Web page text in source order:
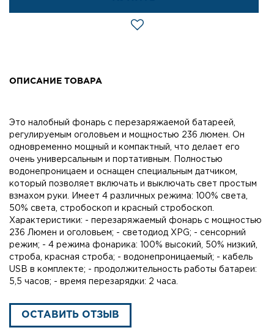
ОПИСАНИЕ ТОВАРА
Это налобный фонарь с перезаряжаемой батареей,
регулируемым оголовьем и мощностью 236 люмен. Он
одновременно мощный и компактный, что делает его
очень универсальным и портативным. Полностью
водонепроницаем и оснащен специальным датчиком,
который позволяет включать и выключать свет простым
взмахом руки. Имеет 4 различных режима: 100% света,
50% света, стробоскоп и красный стробоскоп.
Характеристики: - перезаряжаемый фонарь с мощностью
236 Люмен и оголовьем; - светодиод XPG; - сенсорний
режим; - 4 режима фонарика: 100% высокий, 50% низкий,
строба, красная строба; - водонепроницаемый; - кабель
USB в комплекте; - продолжительность работы батареи:
5,5 часов; - время перезарядки: 2 часа.
ОСТАВИТЬ ОТЗЫВ